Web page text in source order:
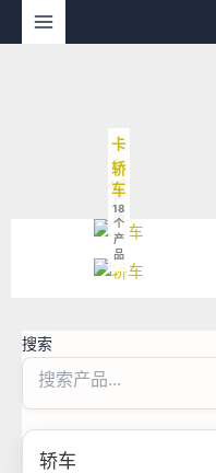
卡
车
4 个
产
品
轿
车
18
个
产
品
搜索
轿车